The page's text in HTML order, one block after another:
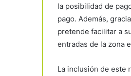
la posibilidad de
pago. Además,
pretende facilitar a
entradas de la zona
La inclusión de este